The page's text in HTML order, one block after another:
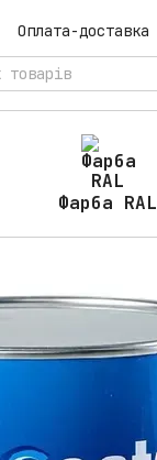
Оплата-доставка
Фарба RAL